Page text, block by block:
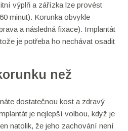
výplň a zářízka lze provést
minut). Korunka obvykle
a následná fixace). Implantát
je potřeba ho nechávat osadit
než
dostatečnou kost a zdravý
je nejlepší volbou, když je
natolik, že jeho zachování není